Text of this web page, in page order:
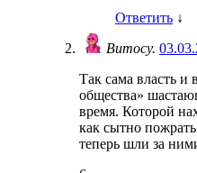
Ответить ↓
Витосу.
Так сама власть
общества»
время. Которой
как сытно
теперь шли за